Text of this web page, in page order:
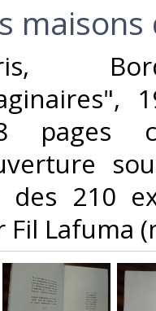
pages
des 210
Fil Lafuma